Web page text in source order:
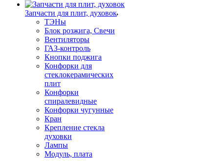
Запчасти для плит, духовок
ТЭНы
Блок розжига, Свечи
Вентиляторы
ГАЗ-контроль
Кнопки поджига
Конфорки для
стеклокерамических
плит
Конфорки
спиралевидные
Конфорки чугунные
Кран
Крепление стекла
духовки
Лампы
Модуль, плата